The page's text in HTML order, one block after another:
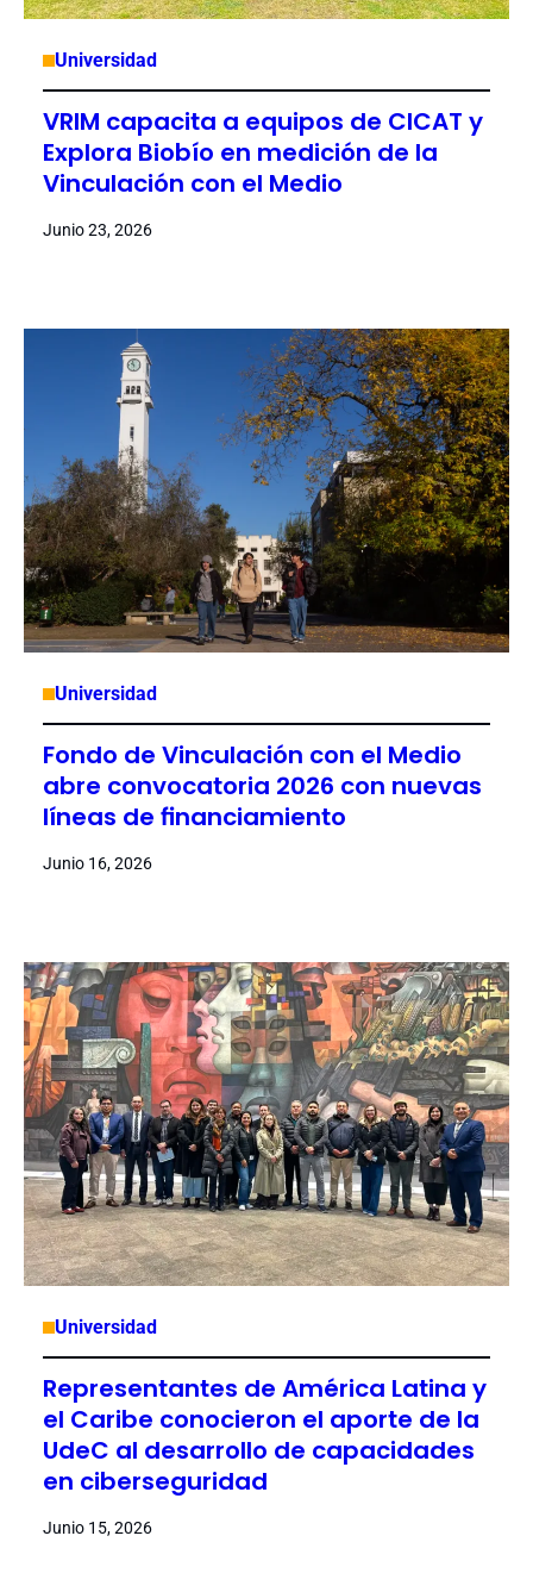
Universidad
VRIM capacita a equipos de CICAT y
Explora Biobío en medición de la
Vinculación con el Medio
Junio 23, 2026
Universidad
Fondo de Vinculación con el Medio
abre convocatoria 2026 con nuevas
líneas de financiamiento
Junio 16, 2026
Universidad
Representantes de América Latina y
el Caribe conocieron el aporte de la
UdeC al desarrollo de capacidades
en ciberseguridad
Junio 15, 2026